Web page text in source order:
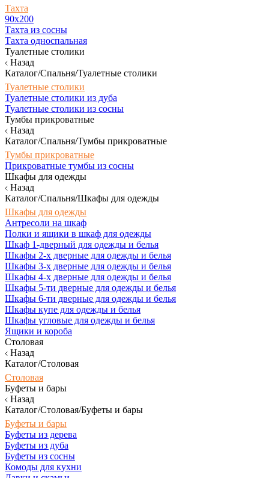
Тахта
90х200
Тахта из сосны
Тахта односпальная
Туалетные столики
Назад
Каталог/Спальня/Туалетные столики
Туалетные столики
Туалетные столики из дуба
Туалетные столики из сосны
Тумбы прикроватные
Назад
Каталог/Спальня/Тумбы прикроватные
Тумбы прикроватные
Прикроватные тумбы из сосны
Шкафы для одежды
Назад
Каталог/Спальня/Шкафы для одежды
Шкафы для одежды
Антресоли на шкаф
Полки и ящики в шкаф для одежды
Шкаф 1-дверный для одежды и белья
Шкафы 2-х дверные для одежды и белья
Шкафы 3-х дверные для одежды и белья
Шкафы 4-х дверные для одежды и белья
Шкафы 5-ти дверные для одежды и белья
Шкафы 6-ти дверные для одежды и белья
Шкафы купе для одежды и белья
Шкафы угловые для одежды и белья
Ящики и короба
Столовая
Назад
Каталог/Столовая
Столовая
Буфеты и бары
Назад
Каталог/Столовая/Буфеты и бары
Буфеты и бары
Буфеты из дерева
Буфеты из дуба
Буфеты из сосны
Комоды для кухни